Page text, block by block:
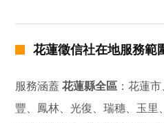
花蓮徵信社在地服務範
服務涵蓋花蓮縣全區 ：花蓮
豐、鳳林、光復、瑞穗、玉里